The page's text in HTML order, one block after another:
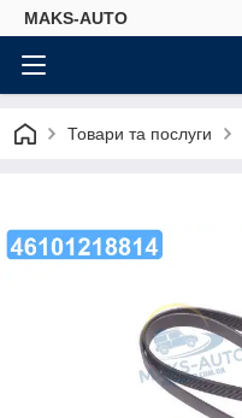
MAKS-AUTO
Товари та послуги